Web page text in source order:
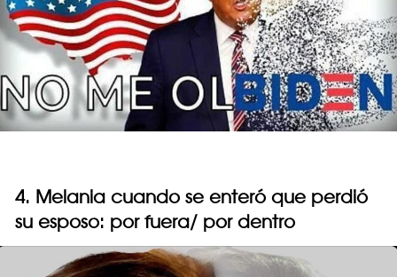
4. Melania cuando se enteró que perdió
su esposo: por fuera/ por dentro